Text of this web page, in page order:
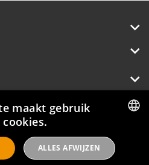
Hotelprofessionals
DUTCH
ENGLISH
maakt gebruik
cookies.
ALLES AFWIJZEN